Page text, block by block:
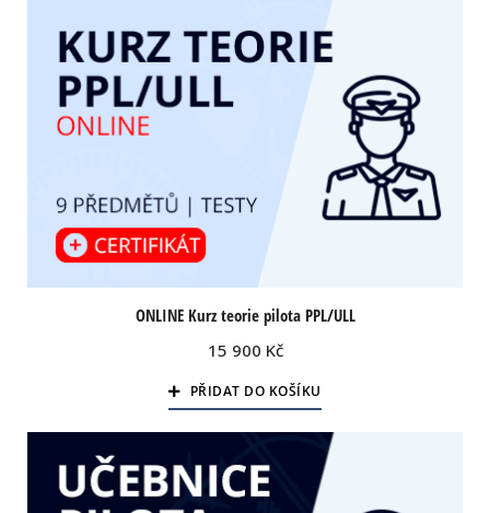
ONLINE Kurz teorie pilota PPL/ULL
15 900 Kč
PŘIDAT DO KOŠÍKU